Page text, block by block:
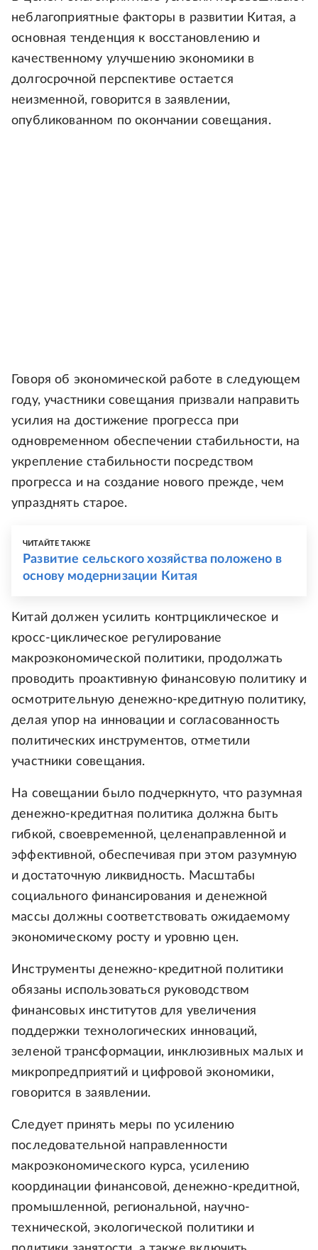
неблагоприятные факторы в развитии Китая, а
основная тенденция к восстановлению и
качественному улучшению экономики в
долгосрочной перспективе остается
неизменной, говорится в заявлении,
опубликованном по окончании совещания.
Говоря об экономической работе в следующем
году, участники совещания призвали направить
усилия на достижение прогресса при
одновременном обеспечении стабильности, на
укрепление стабильности посредством
прогресса и на создание нового прежде, чем
упразднять старое.
ЧИТАЙТЕ ТАКЖЕ
Развитие сельского хозяйства положено в
основу модернизации Китая
Китай должен усилить контрциклическое и
кросс-циклическое регулирование
макроэкономической политики, продолжать
проводить проактивную финансовую политику и
осмотрительную денежно-кредитную политику,
делая упор на инновации и согласованность
политических инструментов, отметили
участники совещания.
На совещании было подчеркнуто, что разумная
денежно-кредитная политика должна быть
гибкой, своевременной, целенаправленной и
эффективной, обеспечивая при этом разумную
и достаточную ликвидность. Масштабы
социального финансирования и денежной
массы должны соответствовать ожидаемому
экономическому росту и уровню цен.
Инструменты денежно-кредитной политики
обязаны использоваться руководством
финансовых институтов для увеличения
поддержки технологических инноваций,
зеленой трансформации, инклюзивных малых и
микропредприятий и цифровой экономики,
говорится в заявлении.
Следует принять меры по усилению
последовательной направленности
макроэкономического курса, усилению
координации финансовой, денежно-кредитной,
промышленной, региональной, научно-
технической, экологической политики и